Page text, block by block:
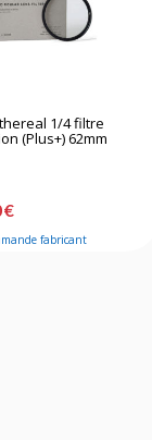
1/4 filtre
(Plus+) 62mm
€
fabricant